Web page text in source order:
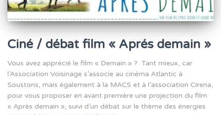
Ciné / débat film « Aprés demain »
Vous avez apprécié le film « Demain » ? Tant mieux, car
l’Association Voisinage s’associe au cinéma Atlantic à
Soustons, mais également à la MACS et à l’association Cirena,
pour vous proposer en avant première une projection du film
« Après demain », suivi d’un débat sur le thème des énergies